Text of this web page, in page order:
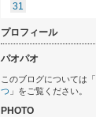
31
プロフィール
パオパオ
このブログについては「
つ 」をご覧ください。
PHOTO